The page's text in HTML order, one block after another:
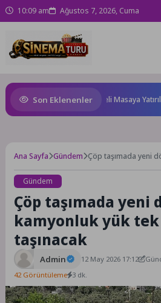
10:09 am Ağustos 7, 2026, Cuma
Son Eklenenler
ve Yatırım Potansiyeli Masaya Yatırıldı
Ana Sayfa Gündem Çöp taşımada yeni
Gündem
Çöp taşımada yeni
kamyonluk yük
taşınacak
Admin 12 May 2026 17:12
42 Görüntüleme 3 dk.